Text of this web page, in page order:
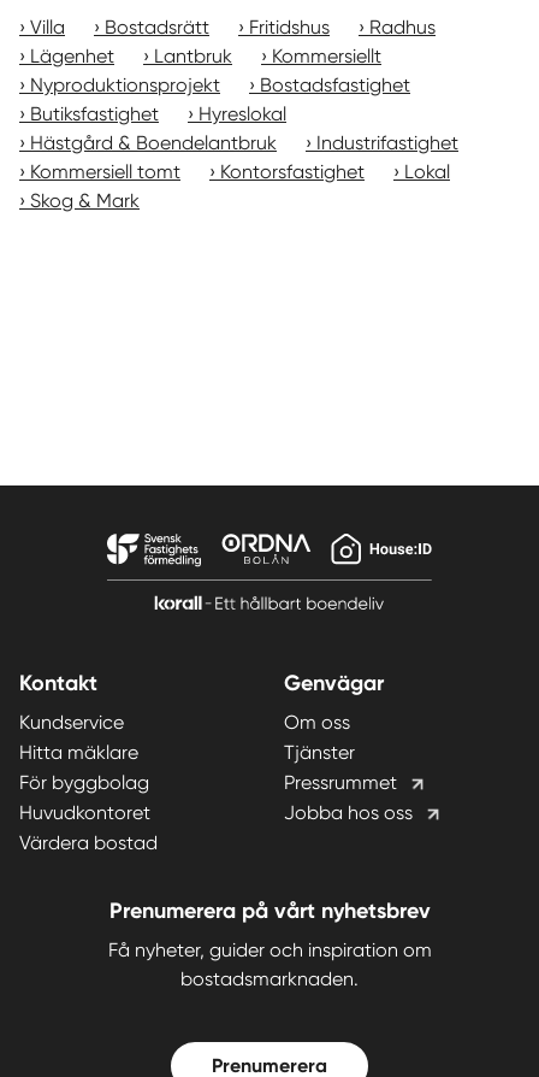
Villa Bostadsrätt Fritidshus
Radhus
Lägenhet
Lantbruk
Kommersiellt
Nyproduktionsprojekt
Bostadsfastighet
Butiksfastighet
Hyreslokal
Hästgård & Boendelantbruk
Industrifastighet
Kommersiell tomt
Kontorsfastighet
Lokal
Skog & Mark
Kontakt
Kundservice
Hitta mäklare
För byggbolag
Huvudkontoret
Värdera bostad
Genvägar
Om oss
Tjänster
Pressrummet
Jobba hos oss
Prenumerera på vårt nyhetsbrev
Få nyheter, guider och inspiration om
bostadsmarknaden.
Prenumerera